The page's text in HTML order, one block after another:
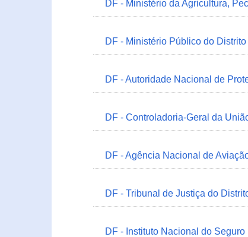
DF - Ministério da Agricultura,
DF - Ministério Público do
DF - Autoridade Nacional de
DF - Controladoria-Geral da
DF - Agência Nacional de
DF - Tribunal de Justiça do
DF - Instituto Nacional do